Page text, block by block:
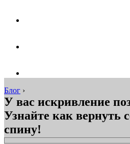
Блог ›
У вас искривление
Узнайте как вернуть
спину!